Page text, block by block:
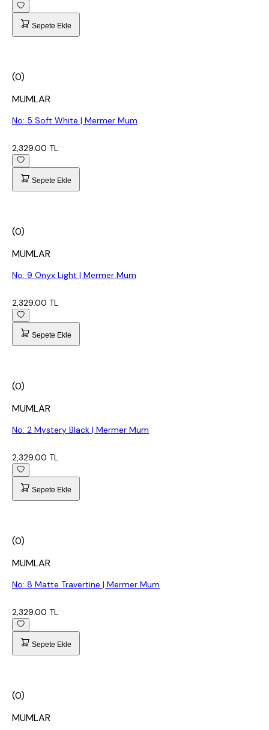
Sepete Ekle
(0)
MUMLAR
No: 5 Soft White | Mermer Mum
2,329.00 TL
Sepete Ekle
(0)
MUMLAR
No: 9 Onyx Light | Mermer Mum
2,329.00 TL
Sepete Ekle
(0)
MUMLAR
No: 2 Mystery Black | Mermer Mum
2,329.00 TL
Sepete Ekle
(0)
MUMLAR
No: 8 Matte Travertine | Mermer Mum
2,329.00 TL
Sepete Ekle
(0)
MUMLAR